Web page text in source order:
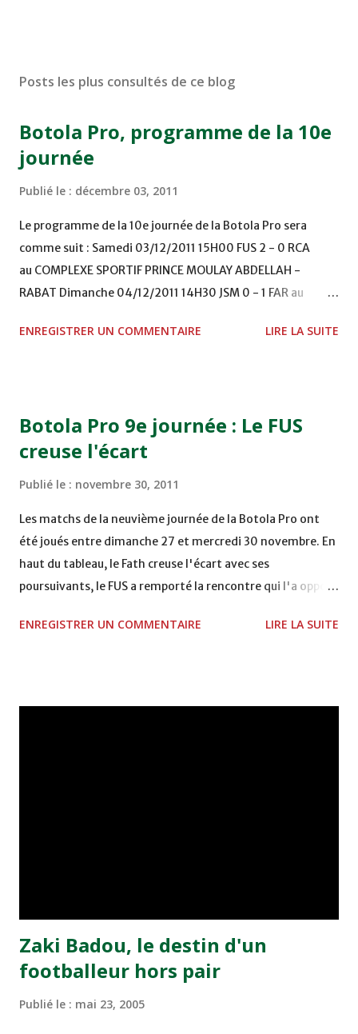
Posts les plus consultés de ce blog
Botola Pro, programme de la 10e
journée
Publié le : décembre 03, 2011
Le programme de la 10e journée de la Botola Pro sera
comme suit : Samedi 03/12/2011 15H00 FUS 2 - 0 RCA
au COMPLEXE SPORTIF PRINCE MOULAY ABDELLAH -
RABAT Dimanche 04/12/2011 14H30 JSM 0 - 1 FAR au
TERRAIN EL ABDI - EL JADIDA 16h30 OCK 0 - 1 HUSA
Mardi 06/12/2011 15H00 WAF - OCS au COMPLEXE SPORTIF
DE FES - FES WAC - MAS Reporté pour cause de finale de la
ENREGISTRER UN COMMENTAIRE LIRE LA SUITE
Botola Pro 9e journée : Le FUS
creuse l'écart
Publié le : novembre 30, 2011
Les matchs de la neuvième journée de la Botola Pro ont
été joués entre dimanche 27 et mercredi 30 novembre. En
haut du tableau, le Fath creuse l'écart avec ses
poursuivants, le FUS a remporté la rencontre qui l'a opposé
2, Badr Kachani a ouvert la marque à la 38e pour les
ENREGISTRER UN COMMENTAIRE LIRE LA SUITE
Zaki Badou, le destin d'un
footballeur hors pair
Publié le : mai 23, 2005